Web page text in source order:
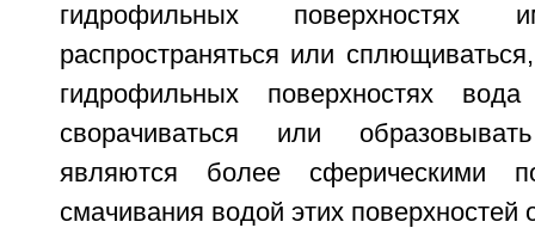
гидрофильных поверхностях
распространяться или
гидрофильных поверхностях
сворачиваться или
являются более
смачивания водой этих